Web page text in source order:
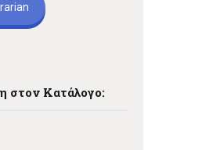
στον Κατάλογο: